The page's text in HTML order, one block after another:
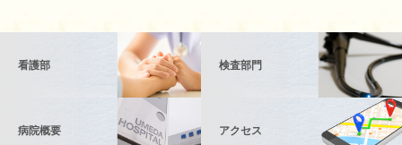
看護部 検査部門
病院概要 アクセス